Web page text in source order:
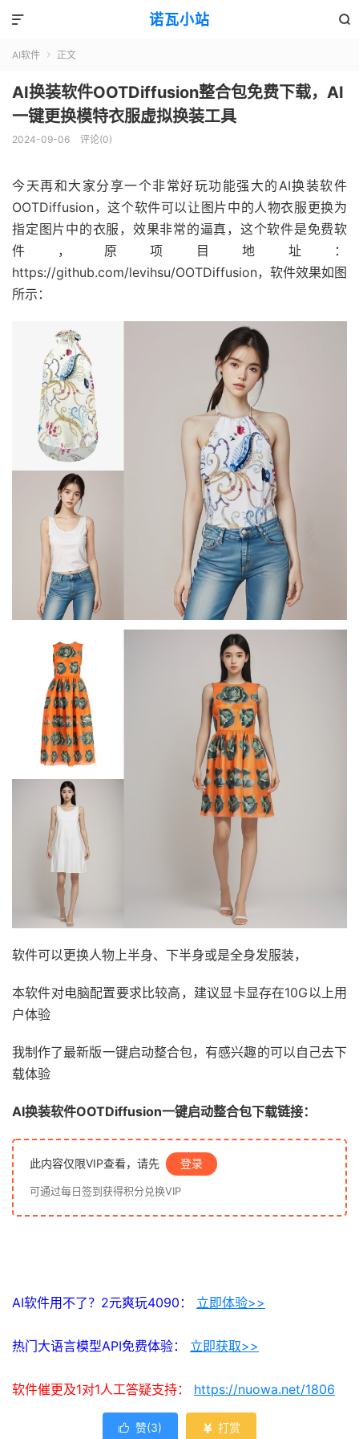
诺瓦小站 

AI软件  正文
AI换装软件OOTDiffusion整合包免费下载，AI
一键更换模特衣服虚拟换装工具
2024-09-06 评论(0)
今天再和大家分享一个非常好玩功能强大的AI换装软件
OOTDiffusion，这个软件可以让图片中的人物衣服更换为
指定图片中的衣服，效果非常的逼真，这个软件是免费软
件，原项目地址：
https://github.com/levihsu/OOTDiffusion，软件效果如图
所示：
软件可以更换人物上半身、下半身或是全身发服装，
本软件对电脑配置要求比较高，建议显卡显存在10G以上用
户体验
我制作了最新版一键启动整合包，有感兴趣的可以自己去下
载体验
AI换装软件OOTDiffusion一键启动整合包下载链接：
此内容仅限VIP查看，请先 登录
可通过每日签到获得积分兑换VIP
AI软件用不了？2元爽玩4090： 立即体验>>
热门大语言模型API免费体验： 立即获取>>
软件催更及1对1人工答疑支持： https://nuowa.net/1806
 赞(3)  打赏